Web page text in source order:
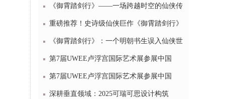
《御霄踏剑行》——一场跨越时空的仙侠传
重磅推荐！史诗级仙侠巨作《御霄踏剑行》
《御霄踏剑行》：一个明朝书生误入仙侠世
第7届UWEE卢浮宫国际艺术展参展中国
第7届UWEE卢浮宫国际艺术展参展中国
深耕垂直领域：2025可瑞可思设计构筑